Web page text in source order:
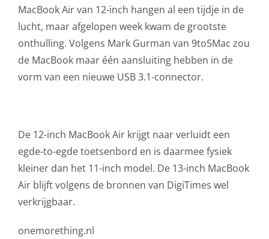
Contact
MacBook Air van 12-inch hangen al een tijdje in de
lucht, maar afgelopen week kwam de grootste
onthulling. Volgens Mark Gurman van 9to5Mac zou
de MacBook maar één aansluiting hebben in de
vorm van een nieuwe USB 3.1-connector.
De 12-inch MacBook Air krijgt naar verluidt een
egde-to-egde toetsenbord en is daarmee fysiek
kleiner dan het 11-inch model. De 13-inch MacBook
Air blijft volgens de bronnen van DigiTimes wel
verkrijgbaar.
onemorething.nl